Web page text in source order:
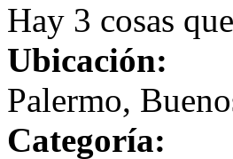
Hay 3 cosas
Ubicación:
Palermo,
Categoría: